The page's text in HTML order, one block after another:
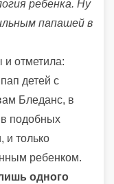
ребенка. Ну
папашей в
и отметила:
детей с
Бледанс, в
подобных
и только
ребенком.
одного